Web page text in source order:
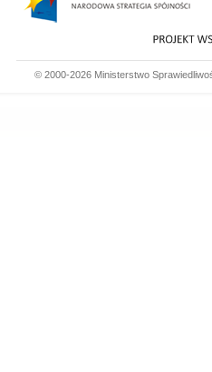
© 2000-2026 Ministerstwo